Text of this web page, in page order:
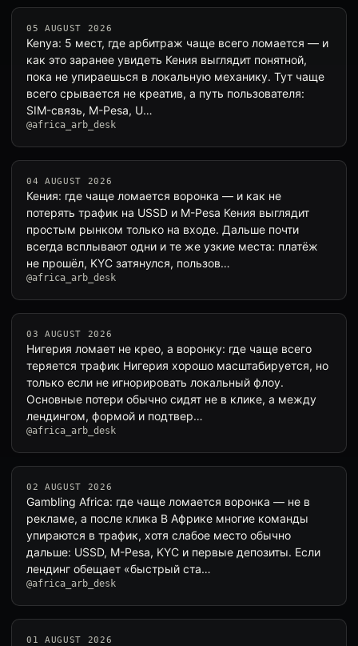
05 AUGUST 2026
Kenya: 5 мест, где арбитраж чаще всего ломается — и
как это заранее увидеть Кения выглядит понятной,
пока не упираешься в локальную механику. Тут чаще
всего срывается не креатив, а путь пользователя:
SIM-связь, M-Pesa, U…
@africa_arb_desk
04 AUGUST 2026
Кения: где чаще ломается воронка — и как не
потерять трафик на USSD и M-Pesa Кения выглядит
простым рынком только на входе. Дальше почти
всегда всплывают одни и те же узкие места: платёж
не прошёл, KYC затянулся, пользов…
@africa_arb_desk
03 AUGUST 2026
Нигерия ломает не крео, а воронку: где чаще всего
теряется трафик Нигерия хорошо масштабируется, но
только если не игнорировать локальный флоу.
Основные потери обычно сидят не в клике, а между
лендингом, формой и подтвер…
@africa_arb_desk
02 AUGUST 2026
Gambling Africa: где чаще ломается воронка — не в
рекламе, а после клика В Африке многие команды
упираются в трафик, хотя слабое место обычно
дальше: USSD, M-Pesa, KYC и первые депозиты. Если
лендинг обещает «быстрый ста…
@africa_arb_desk
01 AUGUST 2026